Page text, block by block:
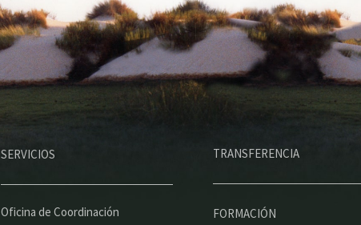
SERVICIOS
Oficina de Coordinación
TRANSFERENCIA
FORMACIÓN